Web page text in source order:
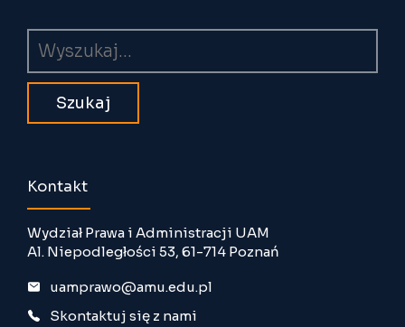
Kontakt
Wydział Prawa i Administracji UAM
Al. Niepodległości 53, 61-714 Poznań
uamprawo@amu.edu.pl
Skontaktuj się z nami